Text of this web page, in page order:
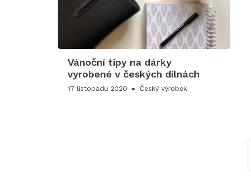
Vánoční tipy na dárky
vyrobené v českých dílnách
17 listopadu 2020 Český výrobek